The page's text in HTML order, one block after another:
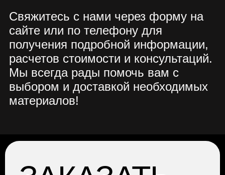
ГЛАВНАЯ
АРЕНДА
ОТЗЫВЫ
W.I.N.S.T.R.O.Y@ya.ru
+7 926 214-98-21